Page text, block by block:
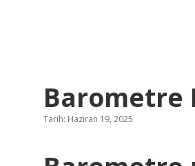
Barometre
Tarih: Haziran 19, 2025